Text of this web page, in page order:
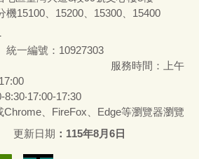
機15100、15200、15300、15400
統一編號 ： 10927303
間：上午
17:00
17:30
、FireFox、Edge等瀏覽器瀏覽
更新日期 115年8月6日